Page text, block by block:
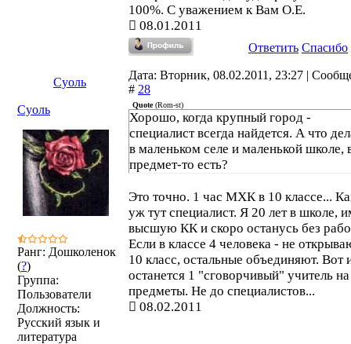
100%. С уважением к Вам О.Е.
08.01.2011
Ответить Спасибо
Суоль
Дата: Вторник, 08.02.2011, 23:27 |
# 28
Суоль
Ранг: Дошколенок
(?)
Группа:
Пользователи
Должность:
Русский язык и
литература
Quote(Rom-st)
Хорошо, когда крупный город -
специалист всегда найдется. А что
в маленьком селе и маленькой школе,
предмет-то есть?
Это точно. 1 час МХК в 10 классе...
уж тут специалист. Я 20 лет в школе,
высшую КК и скоро останусь без
Если в классе 4 человека - не
10 класс, остальные объединяют. Вот
останется 1 "сговорчивый" учитель
предметы. Не до специалистов...
08.02.2011